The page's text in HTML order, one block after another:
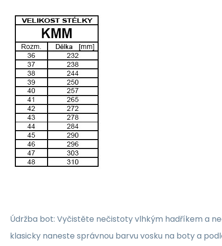
Údržba bot: Vyčistěte nečistoty vlhkým hadříkem a
klasicky naneste správnou barvu vosku na boty a